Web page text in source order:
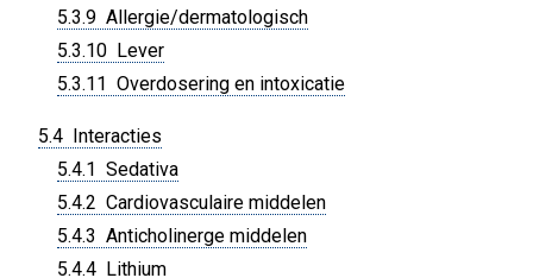
5.3.9 Allergie/dermatologisch
5.3.10 Lever
5.3.11 Overdosering en intoxicatie
5.4 Interacties
5.4.1 Sedativa
5.4.2 Cardiovasculaire middelen
5.4.3 Anticholinerge middelen
5.4.4 Lithium